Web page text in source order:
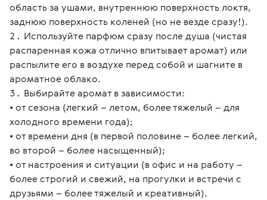
область за ушами, внутреннюю поверхность локтя,
заднюю поверхность коленей (но не везде сразу!).
Используйте парфюм сразу после душа (чистая
распаренная кожа отлично впитывает аромат) или
распылите его в воздухе перед собой и шагните в
ароматное облако.
Выбирайте аромат в зависимости:
• от сезона (легкий – летом, более тяжелый – для
холодного времени года);
• от времени дня (в первой половине – более легкий,
во второй – более насыщенный);
• от настроения и ситуации (в офис и на работу –
более строгий и свежий, на прогулки и встречи с
друзьями – более тяжелый и креативный).